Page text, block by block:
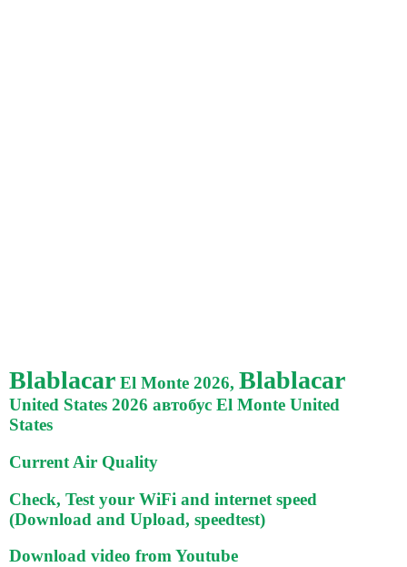
Blablacar El Monte 2026, Blablacar
United States 2026 автобус El Monte United
States
Current Air Quality
Check, Test your WiFi and internet speed
(Download and Upload, speedtest)
Download video from Youtube